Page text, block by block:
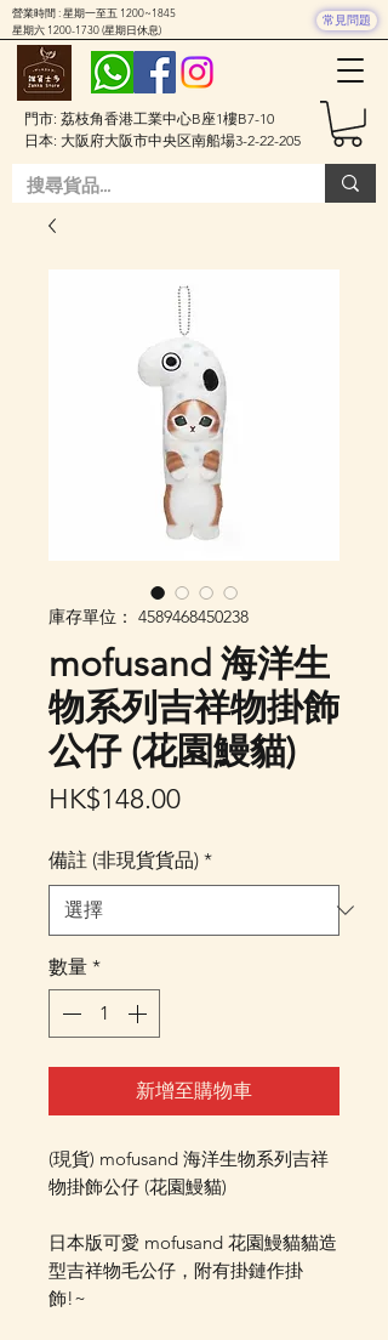
門市: 荔枝角香港工業中心B座1樓B7-10
日本: 大阪府大阪市中央区南船場3-2-22-205
營業時間 : 星期一至五 1200~1845
星期六 1200-1730(星期日休息)
常見問題
庫存單位： 4589468450238
mofusand 海洋生
物系列吉祥物掛飾
公仔 (花園鰻貓)
HK$148.00價
備註 (非現貨貨品) *
數量 *
新增至購物車
(現貨) mofusand 海洋生物系列吉祥
物掛飾公仔 (花園鰻貓)
日本版可愛 mofusand 花園鰻貓貓造
型吉祥物毛公仔，附有掛鏈作掛
飾!~